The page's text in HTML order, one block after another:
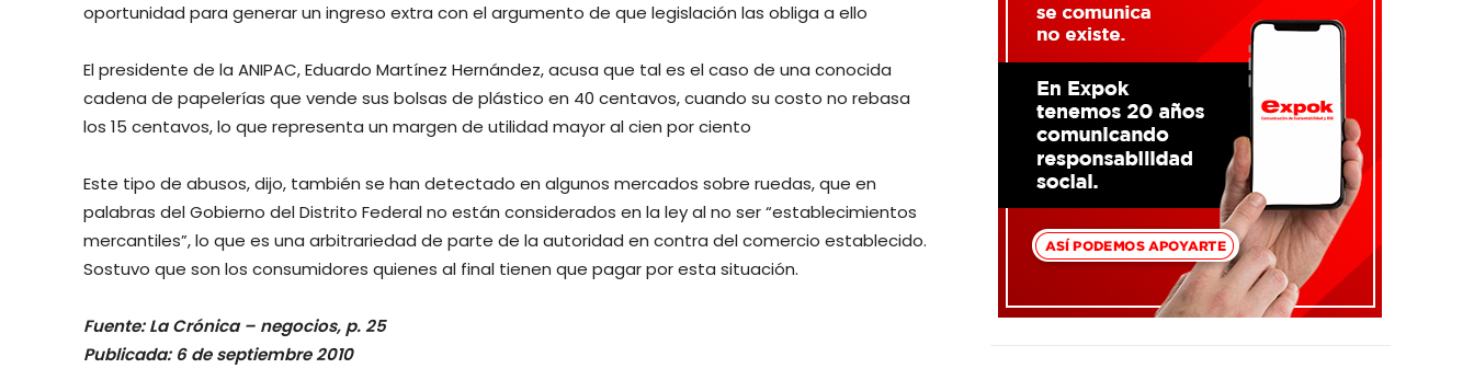
oportunidad para generar un ingreso extra con el argumento de que legislación las obliga a ello
El presidente de la ANIPAC, Eduardo Martínez Hernández, acusa que tal es el caso de una conocida
cadena de papelerías que vende sus bolsas de plástico en 40 centavos, cuando su costo no rebasa
los 15 centavos, lo que representa un margen de utilidad mayor al cien por ciento
Este tipo de abusos, dijo, también se han detectado en algunos mercados sobre ruedas, que en
palabras del Gobierno del Distrito Federal no están considerados en la ley al no ser “establecimientos
mercantiles”, lo que es una arbitrariedad de parte de la autoridad en contra del comercio establecido.
Sostuvo que son los consumidores quienes al final tienen que pagar por esta situación.
Fuente: La Crónica – negocios, p. 25
Publicada: 6 de septiembre 2010